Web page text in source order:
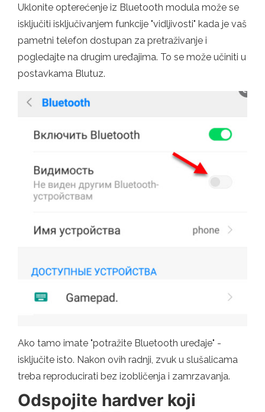
Uklonite opterećenje iz Bluetooth modula može se
isključiti isključivanjem funkcije "vidljivosti" kada je vaš
pametni telefon dostupan za pretraživanje i
pogledajte na drugim uređajima. To se može učiniti u
postavkama Blutuz.
Ako tamo imate "potražite Bluetooth uređaje" -
isključite isto. Nakon ovih radnji, zvuk u slušalicama
treba reproducirati bez izobličenja i zamrzavanja.
Odspojite hardver koji